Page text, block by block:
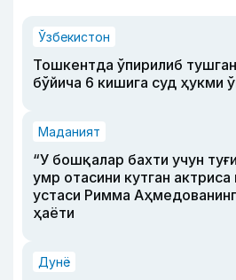
Ўзбекистон
Тошкентда ўпирилиб
бўйича 6 кишига суд ҳукми
Маданият
“У бошқалар бахти учун
умр отасини кутган
устаси Римма
ҳаёти
Дунё